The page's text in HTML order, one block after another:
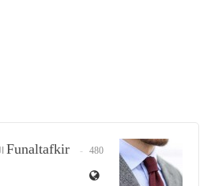
Funaltafkir 480 المشاركات